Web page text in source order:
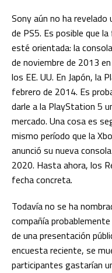
Sony aún no ha
de PS5. Es posible que
esté orientada: la
de noviembre de 2013
los EE. UU. En Japón, la
febrero de 2014. Es
darle a la PlayStation 5
mercado. Una cosa es
mismo período que la
anunció su nueva
2020. Hasta ahora, los
fecha concreta.
Todavía no se ha
compañía
de una presentación
encuesta reciente, se
participantes gastarían